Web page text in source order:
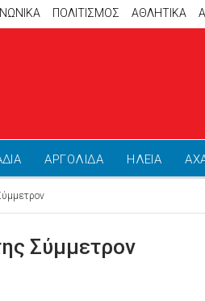
ΠΟΛΙΤΙΣΜΟΣ ΑΘΛΗΤΙΚΆ
ΑΡΓΟΛΙΔΑ ΗΛΕΙΑ
Σύμμετρον